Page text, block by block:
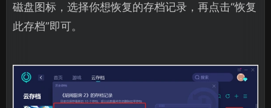
磁盘图标，选择你想恢复的存档记录，再点击“恢复
此存档”即可。